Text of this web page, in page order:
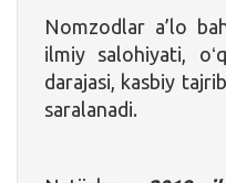
Nomzodlar a’lo
ilmiy salohiyati,
darajasi, kasbiy
saralanadi.